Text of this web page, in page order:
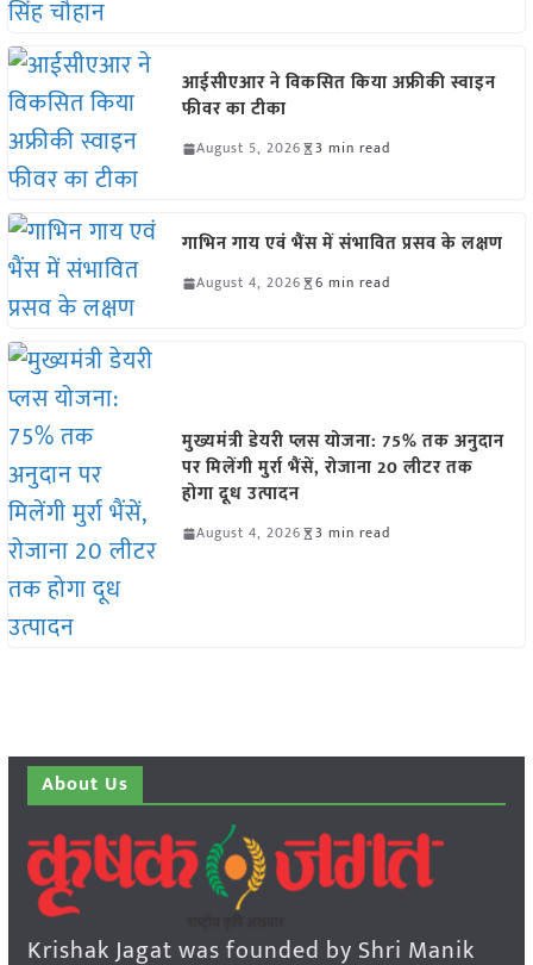
आईसीएआर ने विकसित किया अफ्रीकी स्वाइन
फीवर का टीका
August 5, 2026 3 min read
गाभिन गाय एवं भैंस में संभावित प्रसव के लक्षण
August 4, 2026 6 min read
मुख्यमंत्री डेयरी प्लस योजना: 75% तक अनुदान
पर मिलेंगी मुर्रा भैंसें, रोजाना 20 लीटर तक
होगा दूध उत्पादन
August 4, 2026 3 min read
About Us
Krishak Jagat was founded by Shri Manik